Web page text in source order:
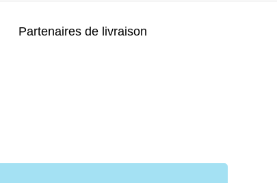
Partenaires de livraison